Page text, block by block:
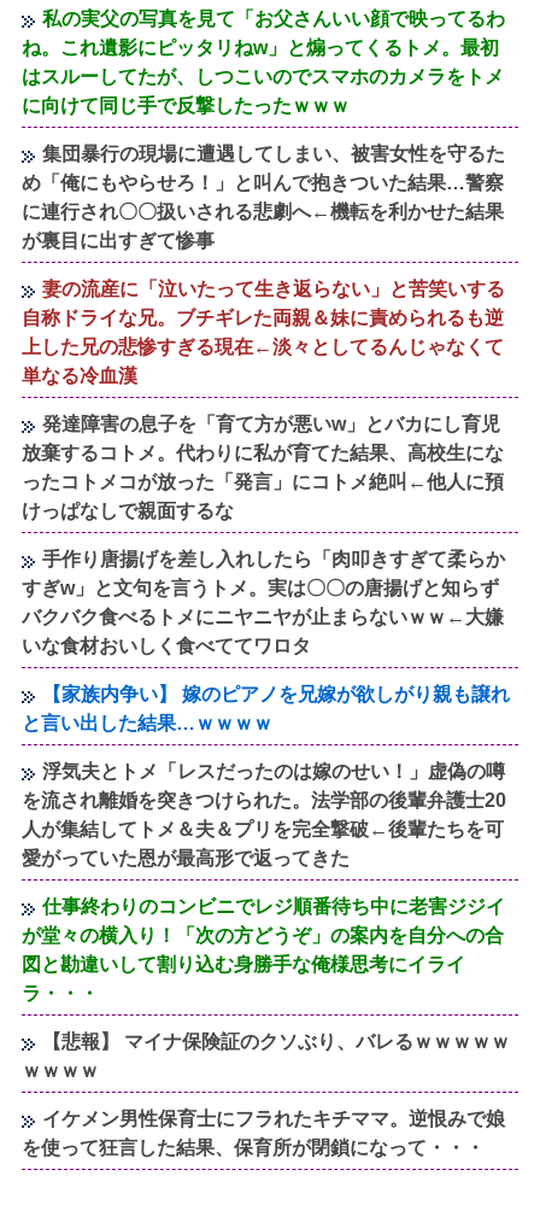
私の実父の写真を見て「お父さんいい顔で映ってるわ
ね。これ遺影にピッタリねw」と煽ってくるトメ。最初
はスルーしてたが、しつこいのでスマホのカメラをトメ
に向けて同じ手で反撃したったｗｗｗ
集団暴行の現場に遭遇してしまい、被害女性を守るた
め「俺にもやらせろ！」と叫んで抱きついた結果…警察
に連行され〇〇扱いされる悲劇へ←機転を利かせた結果
が裏目に出すぎて惨事
妻の流産に「泣いたって生き返らない」と苦笑いする
自称ドライな兄。ブチギレた両親＆妹に責められるも逆
上した兄の悲惨すぎる現在←淡々としてるんじゃなくて
単なる冷血漢
発達障害の息子を「育て方が悪いw」とバカにし育児
放棄するコトメ。代わりに私が育てた結果、高校生にな
ったコトメコが放った「発言」にコトメ絶叫←他人に預
けっぱなしで親面するな
手作り唐揚げを差し入れしたら「肉叩きすぎて柔らか
すぎw」と文句を言うトメ。実は〇〇の唐揚げと知らず
バクバク食べるトメにニヤニヤが止まらないｗｗ←大嫌
いな食材おいしく食べててワロタ
【家族内争い】 嫁のピアノを兄嫁が欲しがり親も譲れ
と言い出した結果…ｗｗｗｗ
浮気夫とトメ「レスだったのは嫁のせい！」虚偽の噂
を流され離婚を突きつけられた。法学部の後輩弁護士20
人が集結してトメ＆夫＆プリを完全撃破←後輩たちを可
愛がっていた恩が最高形で返ってきた
仕事終わりのコンビニでレジ順番待ち中に老害ジジイ
が堂々の横入り！「次の方どうぞ」の案内を自分への合
図と勘違いして割り込む身勝手な俺様思考にイライ
ラ・・・
【悲報】 マイナ保険証のクソぶり、バレるｗｗｗｗｗ
ｗｗｗｗ
イケメン男性保育士にフラれたキチママ。逆恨みで娘
を使って狂言した結果、保育所が閉鎖になって・・・